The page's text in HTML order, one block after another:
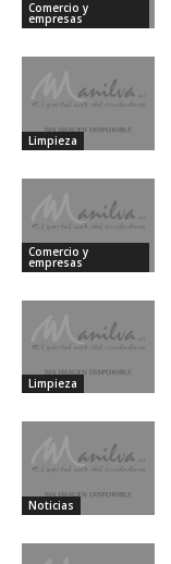
Comercio y
empresas
Limpieza
Comercio y
empresas
Limpieza
Noticias